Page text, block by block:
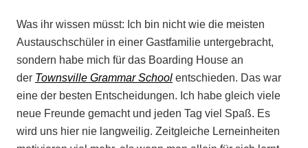
Was ihr wissen müsst: Ich bin nicht wie die meisten
Austauschschüler in einer Gastfamilie untergebracht,
sondern habe mich für das Boarding House an
der Townsville Grammar School entschieden. Das war
eine der besten Entscheidungen. Ich habe gleich viele
neue Freunde gemacht und jeden Tag viel Spaß. Es
wird uns hier nie langweilig. Zeitgleiche Lerneinheiten